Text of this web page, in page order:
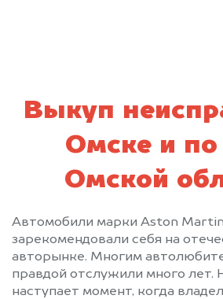
Выкуп
Омске и по
Омской
Автомобили марки Aston
зарекомендовали себя на
авторынке. Многим
правдой отслужили много лет.
наступает момент, когда